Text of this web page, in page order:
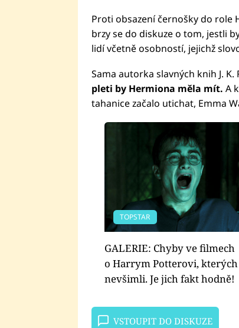
Proti obsazení černošky do role
brzy se do diskuze o tom, jestli
lidí včetně osobností, jejichž
Sama autorka slavných knih J. K.
pleti by Hermiona měla mít. A
tahanice začalo utichat, Emma
TOPSTAR
GALERIE: Chyby ve filmech
o Harrym Potterovi, kterých
nevšimli. Je jich fakt hodně!
VSTOUPIT DO DISKUZE